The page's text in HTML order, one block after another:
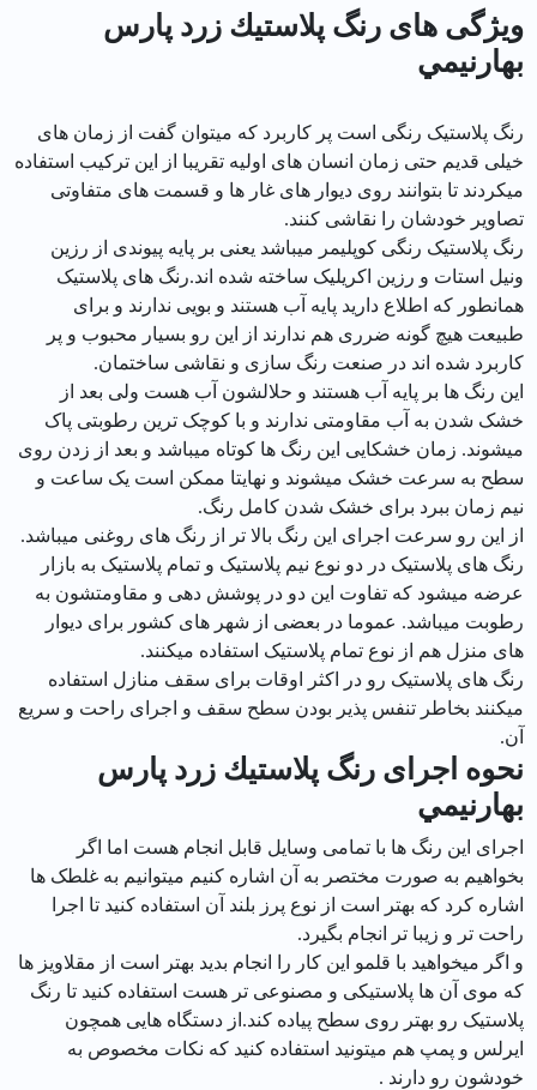
ویژگی های رنگ پلاستيك زرد پارس
بهارنيمي
رنگ پلاستیک رنگی است پر کاربرد که میتوان گفت از زمان های
خیلی قدیم حتی زمان انسان های اولیه تقریبا از این ترکیب استفاده
میکردند تا بتوانند روی دیوار های غار ها و قسمت های متفاوتی
تصاویر خودشان را نقاشی کنند.
رنگ پلاستیک رنگی کوپلیمر میباشد یعنی بر پایه پیوندی از رزین
ونیل استات و رزین اکریلیک ساخته شده اند.رنگ های پلاستیک
همانطور که اطلاع دارید پایه آب هستند و بویی ندارند و برای
طبیعت هیچ گونه ضرری هم ندارند از این رو بسیار محبوب و پر
کاربرد شده اند در صنعت رنگ سازی و نقاشی ساختمان.
این رنگ ها بر پایه آب هستند و حلالشون آب هست ولی بعد از
خشک شدن به آب مقاومتی ندارند و با کوچک ترین رطوبتی پاک
میشوند. زمان خشکایی این رنگ ها کوتاه میباشد و بعد از زدن روی
سطح به سرعت خشک میشوند و نهایتا ممکن است یک ساعت و
نیم زمان ببرد برای خشک شدن کامل رنگ.
از این رو سرعت اجرای این رنگ بالا تر از رنگ های روغنی میباشد.
رنگ های پلاستیک در دو نوع نیم پلاستیک و تمام پلاستیک به بازار
عرضه میشود که تفاوت این دو در پوشش دهی و مقاومتشون به
رطوبت میباشد. عموما در بعضی از شهر های کشور برای دیوار
های منزل هم از نوع تمام پلاستیک استفاده میکنند.
رنگ های پلاستیک رو در اکثر اوقات برای سقف منازل استفاده
میکنند بخاطر تنفس پذیر بودن سطح سقف و اجرای راحت و سریع
آن.
نحوه اجرای رنگ پلاستيك زرد پارس
بهارنيمي
اجرای این رنگ ها با تمامی وسایل قابل انجام هست اما اگر
بخواهیم به صورت مختصر به آن اشاره کنیم میتوانیم به غلطک ها
اشاره کرد که بهتر است از نوع پرز بلند آن استفاده کنید تا اجرا
راحت تر و زیبا تر انجام بگیرد.
و اگر میخواهید با قلمو این کار را انجام بدید بهتر است از مقلاویز ها
که موی آن ها پلاستیکی و مصنوعی تر هست استفاده کنید تا رنگ
پلاستیک رو بهتر روی سطح پیاده کند.از دستگاه هایی همچون
ایرلس و پمپ هم میتونید استفاده کنید که نکات مخصوص به
خودشون رو دارند .